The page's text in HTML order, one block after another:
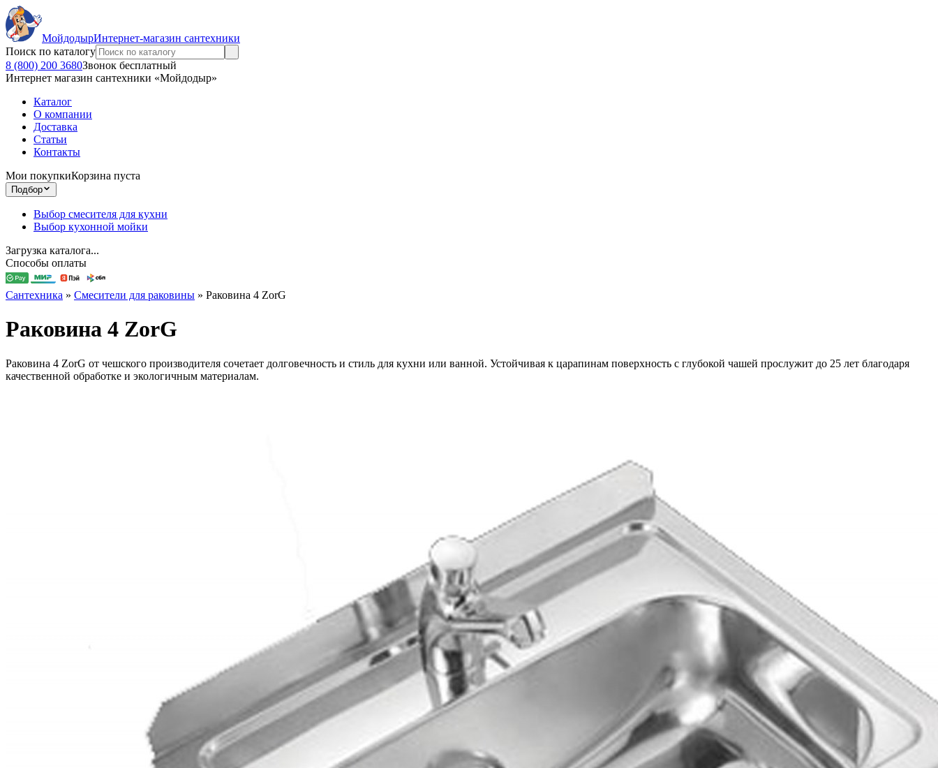
МойдодырИнтернет-магазин сантехники
Поиск по каталогу
8 (800) 200 3680Звонок бесплатный
Интернет магазин сантехники «Мойдодыр»
Каталог
О компании
Доставка
Статьи
Контакты
Мои покупкиКорзина пуста
Подбор
Выбор смесителя для кухни
Выбор кухонной мойки
Загрузка каталога...
Способы оплаты
Сантехника » Смесители для раковины » Раковина 4 ZorG
Раковина 4 ZorG
Раковина 4 ZorG от чешского производителя сочетает долговечность и стиль для кухни или ванной. Устойчивая к царапинам поверхность с глубокой чашей прослужит до 25 лет благодаря
качественной обработке и экологичным материалам.